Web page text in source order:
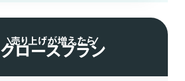
売り上げが増えたら
グロースプラン